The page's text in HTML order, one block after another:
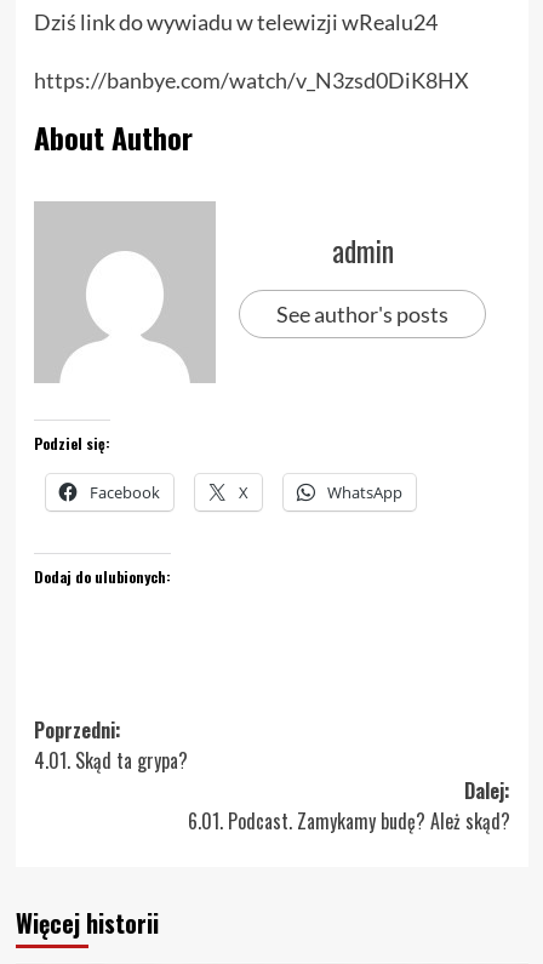
Dziś link do wywiadu w telewizji wRealu24
https://banbye.com/watch/v_N3zsd0DiK8HX
About Author
admin
See author's posts
Podziel się:
Facebook X WhatsApp
Dodaj do ulubionych:
Zobacz
wpisy
Poprzedni:
4.01. Skąd ta grypa?
Dalej:
6.01. Podcast. Zamykamy budę? Ależ skąd?
Więcej historii